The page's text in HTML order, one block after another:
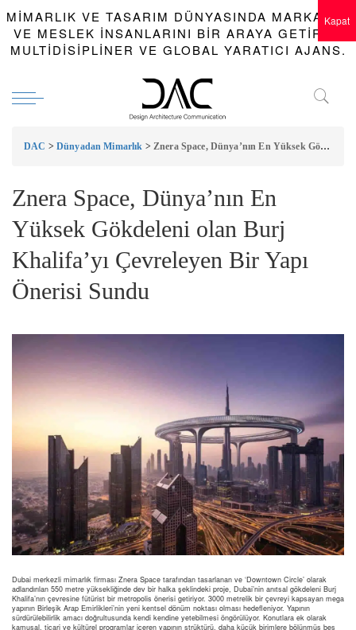
MIMARLIK VE TASARIM DÜNYASINDA MARKALAR
VE MESLEK INSANLARINI BIR ARAYA GETIREN
MULTIDISIPLINER VE GLOBAL YARATICI AJANS.
DAC > Dünyadan Mimarlık > Znera Space, Dünya’nın En Yüksek Gökdeleni olan Burj Khalifa’yı Çevreleyen Bir Yapı Önerisi Sundu
Znera Space, Dünya’nın En
Yüksek Gökdeleni olan Burj
Khalifa’yı Çevreleyen Bir Yapı
Önerisi Sundu
Dubai merkezli mimarlık firması Znera Space tarafından tasarlanan ve ‘Downtown Circle’ olarak
adlandırılan 550 metre yüksekliğinde dev bir halka şeklindeki proje, Dubai’nin anıtsal gökdeleni Burj
Khalifa’nın çevresine fütürist bir metropolis önerisi getiriyor. 3000 metrelik bir çevreyi kapsayan mega
yapının Birleşik Arap Emirlikleri’nin yeni kentsel dönüm noktası olması hedefleniyor. Yapının
sürdürülebilirlik amacı doğrultusunda kendi kendine yetebilmesi öngörülüyor. Konutlara ek olarak
kamusal, ticari ve kültürel programlar içeren yapının strüktürü, daha küçük birimlere bölünmüş beş
Kapat